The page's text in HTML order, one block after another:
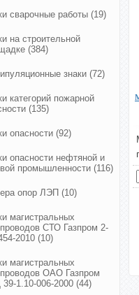
сварочные работы (19)
на строительной
(384)
знаки (72)
категорий пожарной
(135)
опасности (92)
опасности нефтяной и
промышленности (116)
опор ЛЭП (10)
магистральных
СТО Газпром 2-
2010 (10)
магистральных
ОАО Газпром
1.10-006-2000 (44)